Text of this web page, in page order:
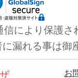
により保護さ
漏れる事は御
お